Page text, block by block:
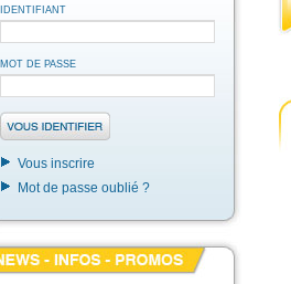
IDENTIFIANT
MOT DE PASSE
Vous inscrire
Mot de passe oublié ?